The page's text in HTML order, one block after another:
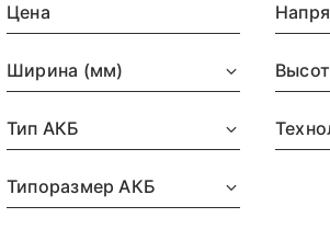
Цена
Ширина (мм)
Тип АКБ
Типоразмер АКБ